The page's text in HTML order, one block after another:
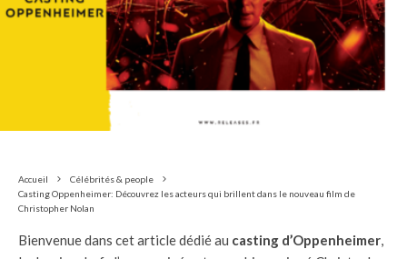
Accueil
Célébrités & people
Casting Oppenheimer: Découvrez les acteurs qui brillent dans le nouveau film de
Christopher Nolan
Bienvenue dans cet article dédié au casting d’Oppenheimer,